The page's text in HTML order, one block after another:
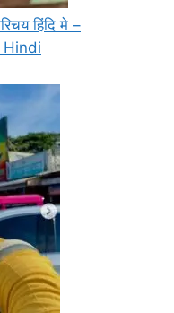
हिंदि मे –
Hindi